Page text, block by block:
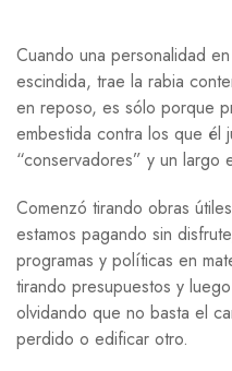
Cuando una personalidad
escindida, trae la rabia
en reposo, es sólo porque
embestida contra los que él
“conservadores” y un largo
Comenzó tirando obras
estamos pagando sin
programas y políticas en
tirando presupuestos y
olvidando que no basta el
perdido o edificar otro.